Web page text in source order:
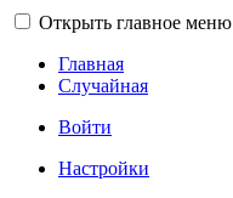
Открыть главное меню
Главная
Случайная
Войти
Настройки